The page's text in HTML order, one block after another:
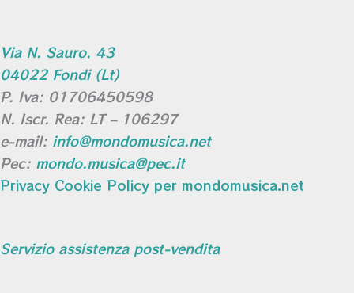
Via N. Sauro, 43
04022 Fondi (Lt)
P. Iva: 01706450598
N. Iscr. Rea: LT – 106297
e-mail: info@mondomusica.net
Pec: mondo.musica@pec.it
Privacy Cookie Policy per mondomusica.net
Servizio assistenza post-vendita